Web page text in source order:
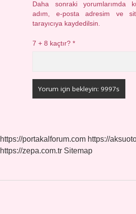
Daha sonraki yorumlarımda
adım, e-posta adresim ve
tarayıcıya kaydedilsin.
7 + 8 kaçtır?*
https://portakalforum.com https://
https://zepa.com.tr Sitemap